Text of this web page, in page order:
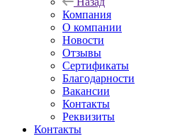
Компания
О компании
Новости
Отзывы
Сертификаты
Благодарности
Вакансии
Контакты
Реквизиты
Контакты